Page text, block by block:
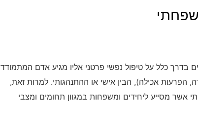
בדרך כלל על טיפול נפשי פרטני אליו מגיע אדם המתמודד
הפרעות אכילה), הבין אישי או ההתנהגותי. למרות זאת,
אשר מסייע ליחידים ומשפחות במגוון תחומים ומצבי